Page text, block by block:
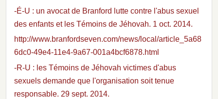
-É-U : un avocat de Branford lutte contre l'abus sexuel
des enfants et les Témoins de Jéhovah. 1 oct. 2014.
http://www.branfordseven.com/news/local/article_5a68
6dc0-49e4-11e4-9a67-001a4bcf6878.html
-R-U : les Témoins de Jéhovah victimes d'abus
sexuels demande que l'organisation soit tenue
responsable. 29 sept. 2014.